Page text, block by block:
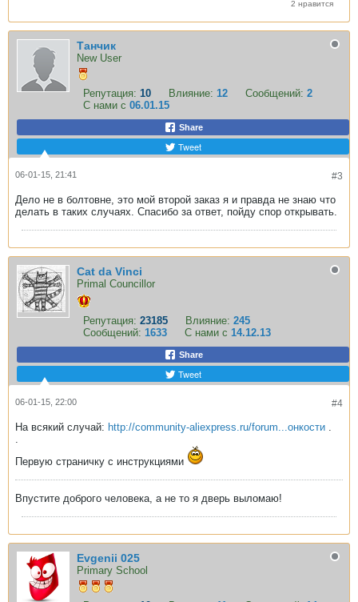
2 нравится
Танчик
New User
Репутация: 10 Влияние: 12 Сообщений: 2
С нами с 06.01.15
Share
Tweet
#3
06-01-15, 21:41
Дело не в болтовне, это мой второй заказ я и правда не знаю что
делать в таких случаях. Спасибо за ответ, пойду спор открывать.
Cat da Vinci
Primal Councillor
Репутация: 23185 Влияние: 245
Сообщений: 1633 С нами с 14.12.13
Share
Tweet
#4
06-01-15, 22:00
На всякий случай: http://community-aliexpress.ru/forum...онкости
Первую страничку с инструкциями
Впустите доброго человека, а не то я дверь выломаю!
Evgenii 025
Primary School